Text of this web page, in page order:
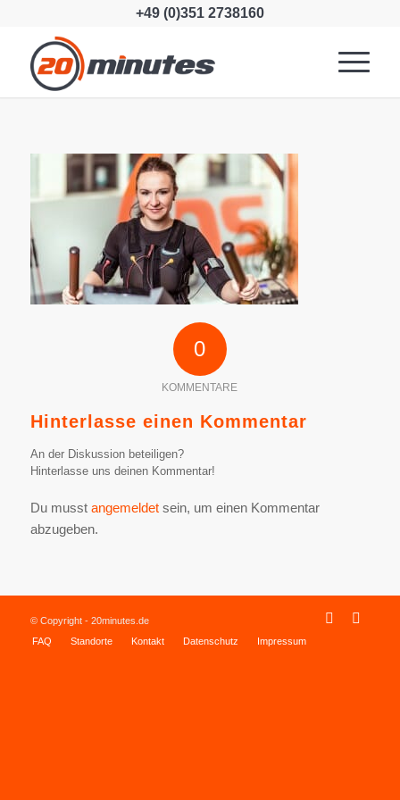
+49 (0)351 2738160
0
KOMMENTARE
Hinterlasse einen Kommentar
An der Diskussion beteiligen?
Hinterlasse uns deinen Kommentar!
Du musst angemeldetsein, um einen Kommentar
abzugeben.
© Copyright - 20minutes.de
FAQ
Standorte Kontakt Datenschutz Impressum